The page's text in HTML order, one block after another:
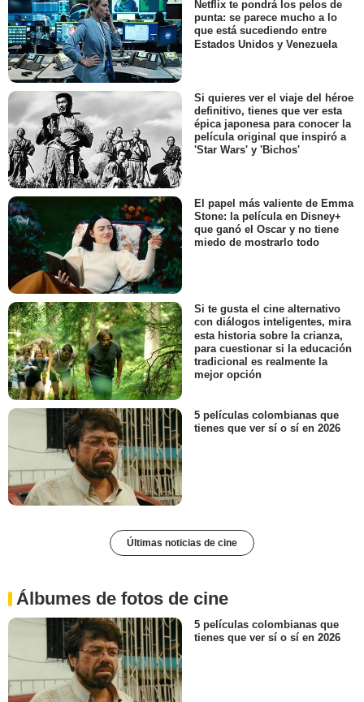
Netflix te pondrá los pelos de
punta: se parece mucho a lo
que está sucediendo entre
Estados Unidos y Venezuela
Si quieres ver el viaje del héroe
definitivo, tienes que ver esta
épica japonesa para conocer la
película original que inspiró a
'Star Wars' y 'Bichos'
El papel más valiente de Emma
Stone: la película en Disney+
que ganó el Oscar y no tiene
miedo de mostrarlo todo
Si te gusta el cine alternativo
con diálogos inteligentes, mira
esta historia sobre la crianza,
para cuestionar si la educación
tradicional es realmente la
mejor opción
5 películas colombianas que
tienes que ver sí o sí en 2026
Últimas noticias de cine
Álbumes de fotos de cine
5 películas colombianas que
tienes que ver sí o sí en 2026